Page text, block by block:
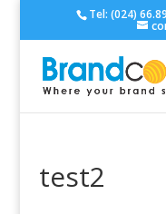
Tel: (024)
test2